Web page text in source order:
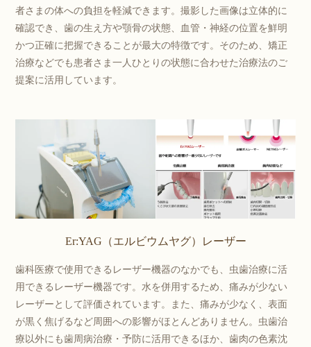
者さまの体への負担を軽減できます。撮影した画像は立体的に
確認でき、歯の生え方や顎骨の状態、血管・神経の位置を鮮明
かつ正確に把握できることが最大の特徴です。そのため、矯正
治療などでも患者さま一人ひとりの状態に合わせた治療法のご
提案に活用しています。
Er:YAG（エルビウムヤグ）レーザー
歯科医療で使用できるレーザー機器のなかでも、虫歯治療に活
用できるレーザー機器です。水を併用するため、痛みが少ない
レーザーとして評価されています。また、痛みが少なく、表面
が黒く焦げるなど周囲への影響がほとんどありません。虫歯治
療以外にも歯周病治療・予防に活用できるほか、歯肉の色素沈